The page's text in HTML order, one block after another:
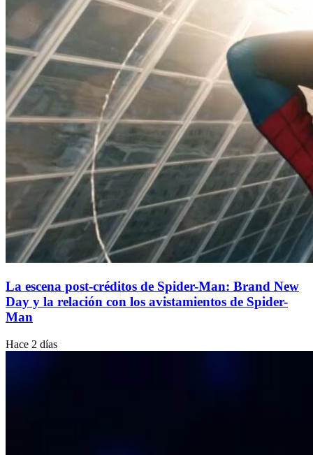
La escena post-créditos de Spider-Man: Brand New
Day y la relación con los avistamientos de Spider-
Man
Hace 2 días